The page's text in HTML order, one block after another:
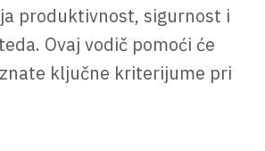
produktivnost, sigurnost i
Ovaj vodič pomoći će
ključne kriterijume pri